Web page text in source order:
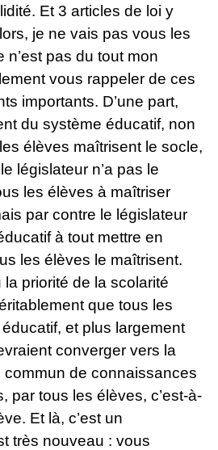
Et 3 articles de loi y
je ne vais pas vous les
pas du tout mon
vous rappeler de ces
importants. D’une part,
du système éducatif, non
élèves maîtrisent le socle,
législateur n’a pas le
les élèves à maîtriser
par contre le législateur
à tout mettre en
les élèves le maîtrisent.
la priorité de la scolarité
que tous les
et plus largement
converger vers la
commun de connaissances
par tous les élèves, c’est-à-
Et là, c’est un
très nouveau : vous